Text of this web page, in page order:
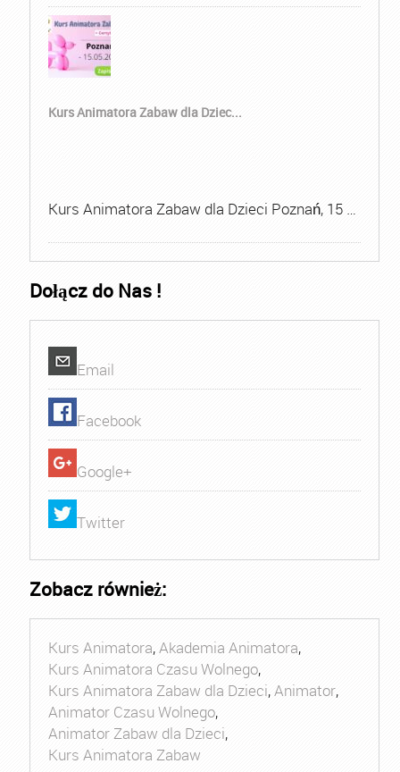
Kurs Animatora Zabaw dla Dziec...
Kurs Animatora Zabaw dla Dzieci Poznań, 15 …
Dołącz do Nas !
Email
Facebook
Google+
Twitter
Zobacz również:
Kurs Animatora,Akademia Animatora,
Kurs Animatora Czasu Wolnego,
Kurs Animatora Zabaw dla Dzieci,Animator,
Animator Czasu Wolnego,
Animator Zabaw dla Dzieci,
Kurs Animatora Zabaw